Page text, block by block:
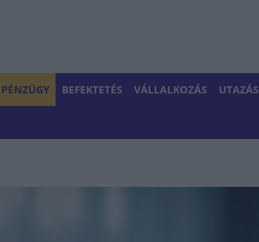
PÉNZÜGY BEFEKTETÉS VÁLLALKOZÁS UTAZÁS